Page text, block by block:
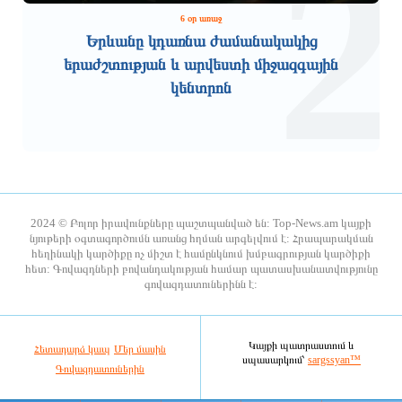
ճարտարապետական դիմագիծն ու
3 ժամ առաջ
անձանց խնամքի ծառայությունների
ամբողջությամբ թվայնացվել է
3 ժամ առաջ
Էլեկտրաէներգիայի ընդհատումներ
3 ժամ առաջ
Կառավարության 2026 թվականի
6 օր առաջ
Երևանը կդառնա ժամանակակից
երաժշտության և արվեստի միջազգային
կենտրոն
2
2024 © Բոլոր իրավունքները պաշտպանված են: Top-News.am կայքի
նյութերի օգտագործումն առանց հղման արգելվում է: Հրապարակման
հեղինակի կարծիքը ոչ միշտ է համընկնում խմբագրության կարծիքի
հետ: Գովազդների բովանդակության համար պատասխանատվությունը
գովազդատուներինն է:
Հետադարձ կապ Մեր մասին
Գովազդատուներին
Կայքի պատրաստում և
սպասարկում՝ sargssyan™